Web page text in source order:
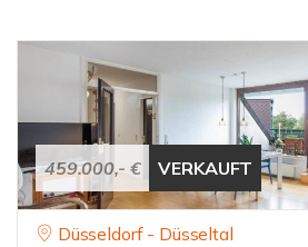
459.000,- € VERKAUFT
Düsseldorf - Düsseltal